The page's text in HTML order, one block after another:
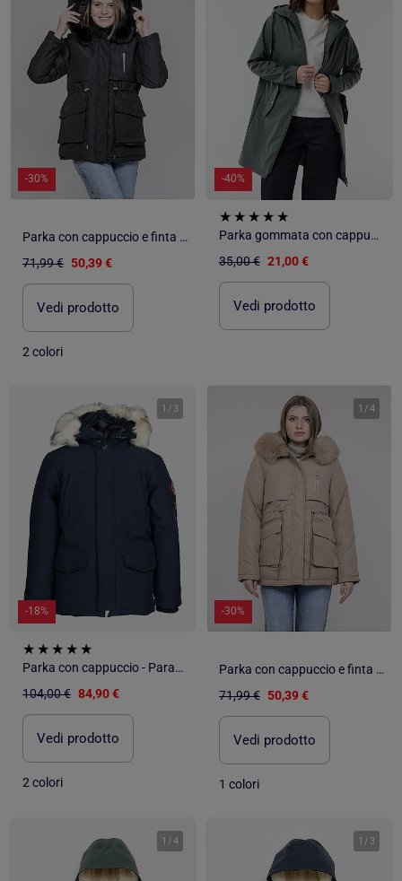
-30%
Parka con cappuccio e finta pelliccia USMAR
71,99 € 50,39 €
Vedi prodotto
2 colori
-40%
Parka gommata con cappuccio
35,00 € 21,00 €
Vedi prodotto
1 / 3
-18%
Parka con cappuccio - Paragoose
104,00 € 84,90 €
Vedi prodotto
2 colori
1 /4
-30%
Parka con cappuccio e finta pelliccia USMAR
71,99 € 50,39 €
Vedi prodotto
1 colori
1 /4 1 / 3